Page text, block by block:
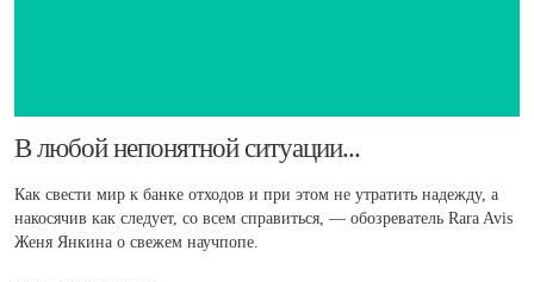
​В любой непонятной ситуации...
Как свести мир к банке отходов и при этом не утратить надежду, а
накосячив как следует, со всем справиться, — обозреватель Rara Avis
Женя Янкина о свежем научпопе.